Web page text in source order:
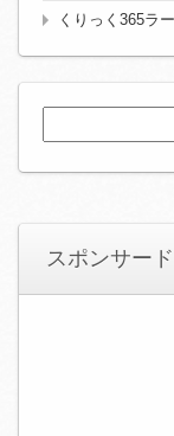
くりっく365ラ
索:
スポンサー